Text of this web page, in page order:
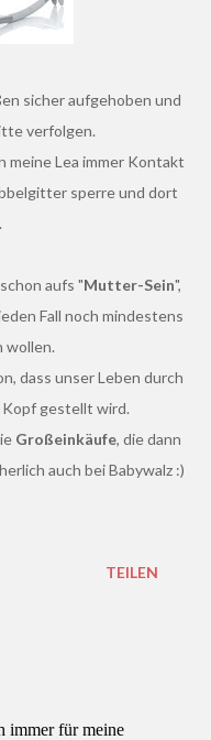
verfolgen.
meine Lea immer Kontakt
sperre und dort
aufs "Mutter-Sein",
Fall noch mindestens
wollen.
gestellt wird.
Großeinkäufe, die dann
auch bei Babywalz :)
TEILEN